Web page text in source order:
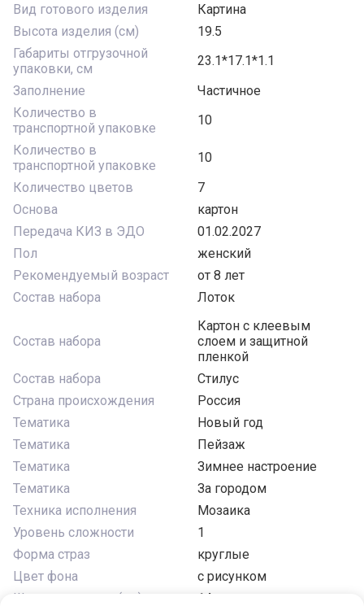
Вид готового изделия
Картина
Высота изделия (см)
19.5
Габариты отгрузочной
упаковки, см
23.1*17.1*1.1
Заполнение
Частичное
Количество в
транспортной упаковке
10
Количество в
транспортной упаковке
10
Количество цветов
7
Основа
картон
Передача КИЗ в ЭДО
01.02.2027
Пол
женский
Рекомендуемый возраст
от 8 лет
Состав набора
Лоток
Состав набора
Картон с клеевым
слоем и защитной
пленкой
Состав набора
Стилус
Страна происхождения
Россия
Тематика
Новый год
Тематика
Пейзаж
Тематика
Зимнее настроение
Тематика
За городом
Техника исполнения
Мозаика
Уровень сложности
1
Форма страз
круглые
Цвет фона
с рисунком
Ширина изделия (см)
14